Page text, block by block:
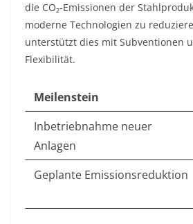
die CO₂-Emissionen der
moderne Technologien zu
unterstützt dies mit Subventionen
Flexibilität.
Meilenstein
Inbetriebnahme neuer
Anlagen
Geplante Emissionsreduktion